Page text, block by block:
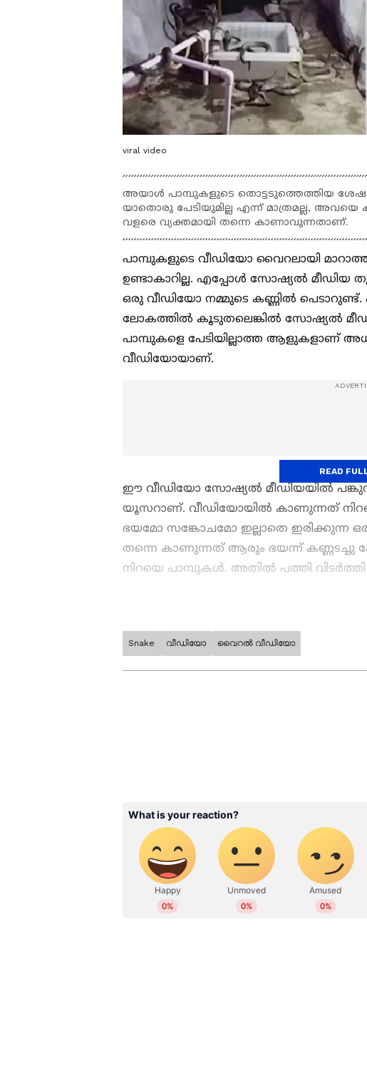
viral video
അയാൾ പാമ്പുകളുടെ തൊട്ടടുത്തെത്തിയ ശേഷം
യാതൊരു പേടിയുമില്ല എന്ന് മാത്രമല്ല,
വളരെ വ്യക്തമായി തന്നെ കാണാവുന്നതാണ്.
പാമ്പുകളുടെ വീഡിയോ വൈറലായി
ഉണ്ടാകാറില്ല. എപ്പോൾ സോഷ്യൽ മീഡിയ
ഒരു വീഡിയോ നമ്മുടെ കണ്ണിൽ പെടാറുണ്ട്.
ലോകത്തിൽ കൂടുതലെങ്കിൽ സോഷ്യൽ
പാമ്പുകളെ പേടിയില്ലാത്ത
വീഡിയോയാണ്.
ഈ വീഡിയോ സോഷ്യൽ മീഡിയയിൽ
യൂസറാണ്. വീഡിയോയിൽ കാണുന്നത്
ഭയമോ സങ്കോചമോ ഇല്ലാതെ ഇരിക്കുന്ന
തന്നെ കാണുന്നത് ആരും ഭയന്ന് കണ്ണടച്ചു
നിറയെ പാമ്പുകൾ. അതിൽ പത്തി
READ
ABOUT THE AUTHOR
Snake വീഡിയോ വൈറൽ വീഡിയോ